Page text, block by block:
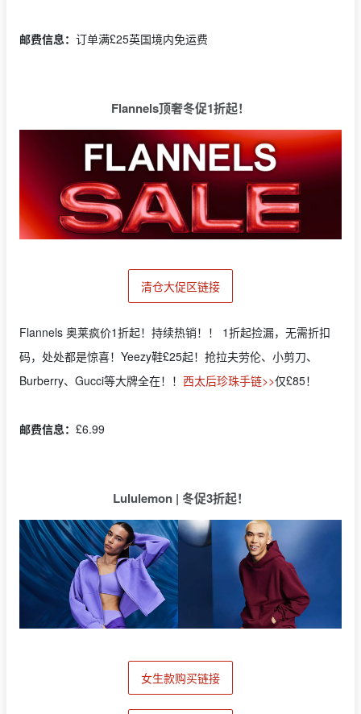
邮费信息： 订单满£25英国境内免运费
Flannels顶奢冬促1折起！
清仓大促区链接
Flannels 奥莱疯价1折起！持续热销！！ 1折起捡漏，无需折扣
码，处处都是惊喜！Yeezy鞋£25起！抢拉夫劳伦、小剪刀、
Burberry、Gucci等大牌全在！！ 西太后珍珠手链>>仅£85！
邮费信息： £6.99
Lululemon | 冬促3折起！
女生款购买链接